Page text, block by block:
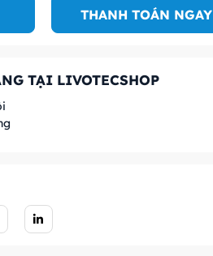
THANH TOÁN NGAY
TẠI LIVOTECSHOP